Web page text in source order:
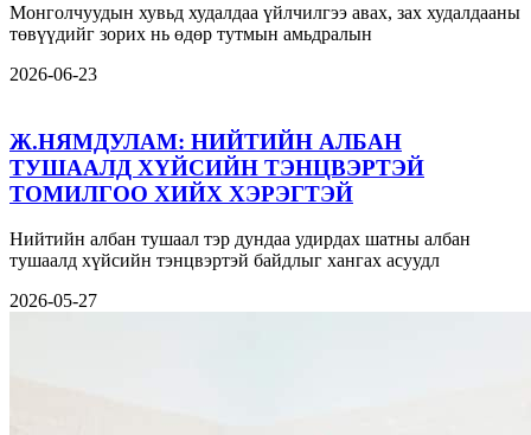
Монголчуудын хувьд худалдаа үйлчилгээ авах, зах худалдааны
төвүүдийг зорих нь өдөр тутмын амьдралын
2026-06-23
Ж.НЯМДУЛАМ: НИЙТИЙН АЛБАН
ТУШААЛД ХҮЙСИЙН ТЭНЦВЭРТЭЙ
ТОМИЛГОО ХИЙХ ХЭРЭГТЭЙ
Нийтийн албан тушаал тэр дундаа удирдах шатны албан
тушаалд хүйсийн тэнцвэртэй байдлыг хангах асуудл
2026-05-27